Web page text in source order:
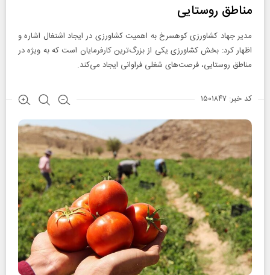
مناطق روستایی
مدیر جهاد کشاورزی کوهسرخ به اهمیت کشاورزی در ایجاد اشتغال اشاره و
اظهار کرد: بخش کشاورزی یکی از بزرگ‌ترین کارفرمایان است که به ویژه در
مناطق روستایی، فرصت‌های شغلی فراوانی ایجاد می‌کند.
کد خبر: ۱۵۰۱۸۴۷